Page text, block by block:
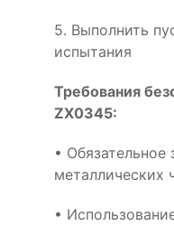
5. Выполнить
испытания
Требования
ZX0345:
• Обязательное
металлических
•